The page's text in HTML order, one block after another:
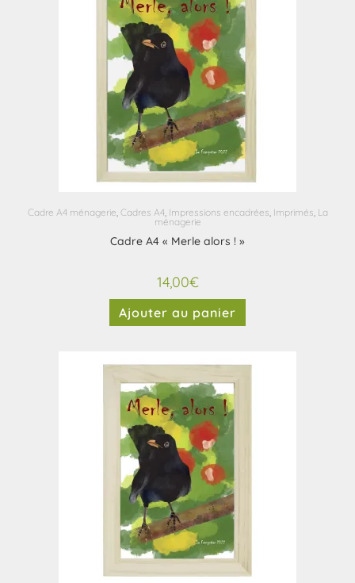
Cadre A4 ménagerie Cadres A4 Impressions encadrées Imprimés La
ménagerie
Cadre A4 « Merle alors ! »
14,00€
Ajouter au panier